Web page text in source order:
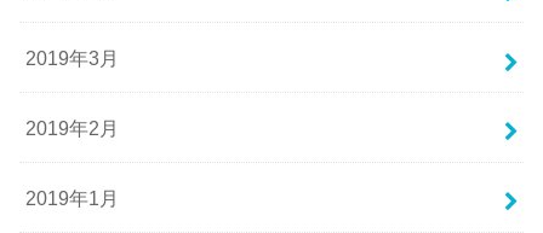
2019年3月
2019年2月
2019年1月